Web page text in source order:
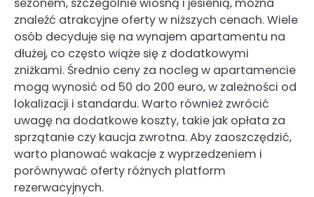
sezonem, szczególnie wiosną i jesienią, można
znaleźć atrakcyjne oferty w niższych cenach. Wiele
osób decyduje się na wynajem apartamentu na
dłużej, co często wiąże się z dodatkowymi
zniżkami. Średnio ceny za nocleg w apartamencie
mogą wynosić od 50 do 200 euro, w zależności od
lokalizacji i standardu. Warto również zwrócić
uwagę na dodatkowe koszty, takie jak opłata za
sprzątanie czy kaucja zwrotna. Aby zaoszczędzić,
warto planować wakacje z wyprzedzeniem i
porównywać oferty różnych platform
rezerwacyjnych.